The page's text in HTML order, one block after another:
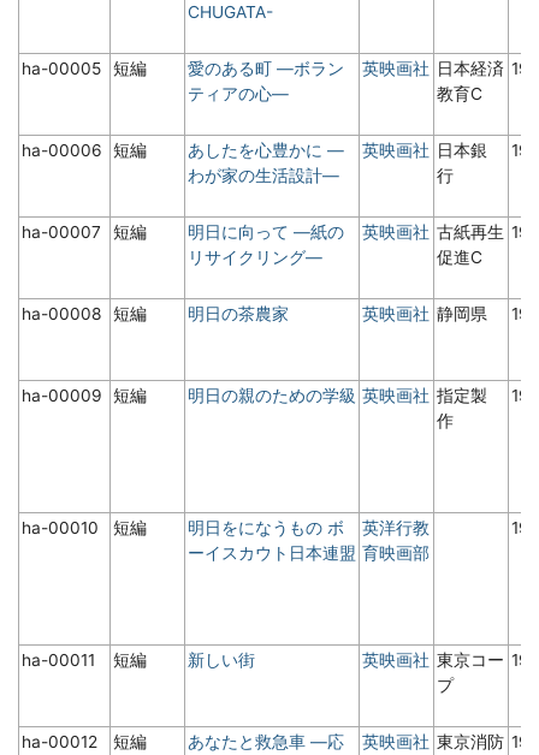
CHUGATA-
ha-00005 短編
愛のある町 ―ボラン
ティアの心―
英映画社 日本経済
教育C
ha-00006 短編
あしたを心豊かに ―
わが家の生活設計―
英映画社 日本銀
行
ha-00007 短編
明日に向って ―紙の
リサイクリング―
英映画社 古紙再生
促進C
ha-00008 短編 明日の茶農家 英映画社 静岡県
ha-00009 短編 明日の親のための学級 英映画社 指定製
作
ha-00010 短編
明日をになうもの ボ
ーイスカウト日本連盟
英洋行教
育映画部
ha-00011 短編 新しい街 英映画社 東京コー
プ
ha-00012 短編
あなたと救急車 ―応
英映画社 東京消防